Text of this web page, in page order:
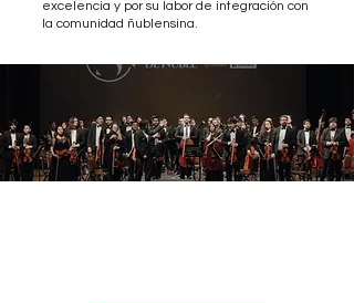
excelencia y por su labor de integración con
la comunidad ñublensina.